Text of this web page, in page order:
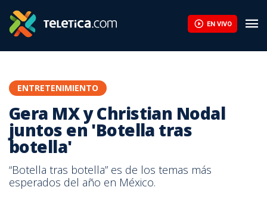
EN VIVO
ENTRETENIMIENTO
Gera MX y Christian Nodal
juntos en 'Botella tras
botella'
“Botella tras botella” es de los temas más
esperados del año en México.